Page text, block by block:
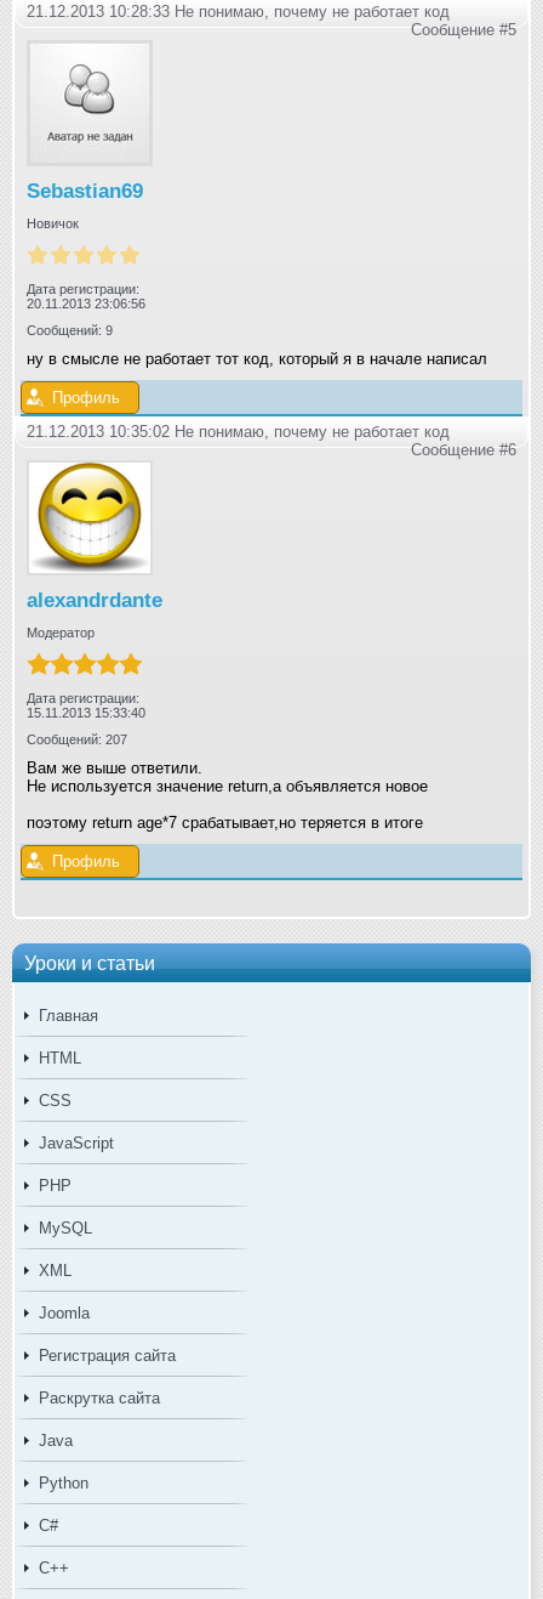
Уроки и статьи
Главная
HTML
CSS
JavaScript
PHP
MySQL
XML
Joomla
Регистрация сайта
Раскрутка сайта
Java
Python
C#
C++
21.12.2013 10:28:33 Не понимаю, почему не работает код
Сообщение #5
Sebastian69
Новичок
Дата регистрации:
20.11.2013 23:06:56
Сообщений: 9
ну в смысле не работает тот код, который я в начале написал
Профиль
21.12.2013 10:35:02 Не понимаю, почему не работает код
Сообщение #6
alexandrdante
Модератор
Дата регистрации:
15.11.2013 15:33:40
Сообщений: 207
Вам же выше ответили.
Не используется значение return,а объявляется новое
поэтому return age*7 срабатывает,но теряется в итоге
Профиль